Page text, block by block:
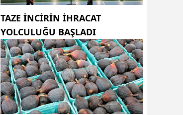
TAZE INCIRIN IHRACAT
YOLCULUĞU BAŞLADI